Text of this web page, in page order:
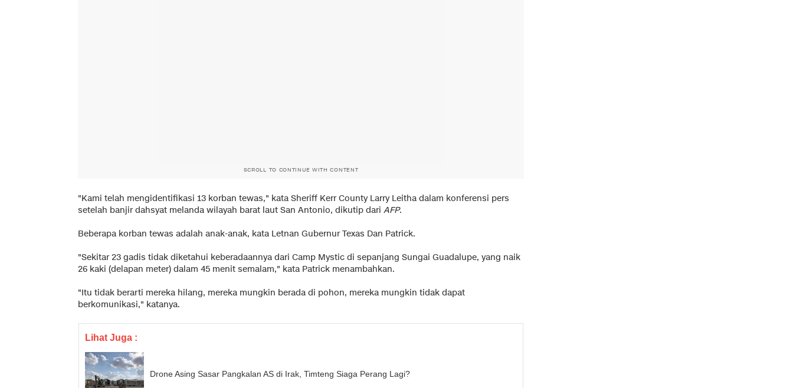
SCROLL TO CONTINUE WITH CONTENT
"Kami telah mengidentifikasi 13 korban tewas," kata Sheriff Kerr County Larry Leitha dalam konferensi pers
setelah banjir dahsyat melanda wilayah barat laut San Antonio, dikutip dari AFP.
Beberapa korban tewas adalah anak-anak, kata Letnan Gubernur Texas Dan Patrick.
"Sekitar 23 gadis tidak diketahui keberadaannya dari Camp Mystic di sepanjang Sungai Guadalupe, yang naik
26 kaki (delapan meter) dalam 45 menit semalam," kata Patrick menambahkan.
"Itu tidak berarti mereka hilang, mereka mungkin berada di pohon, mereka mungkin tidak dapat
berkomunikasi," katanya.
Lihat Juga :
Drone Asing Sasar Pangkalan AS di Irak, Timteng Siaga Perang Lagi?